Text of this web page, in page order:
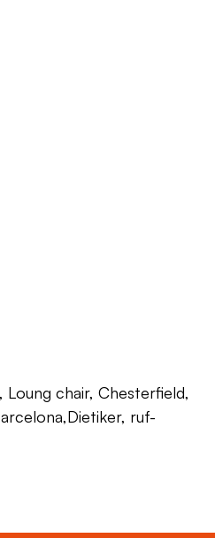
chair, Chesterfield,
ruf-